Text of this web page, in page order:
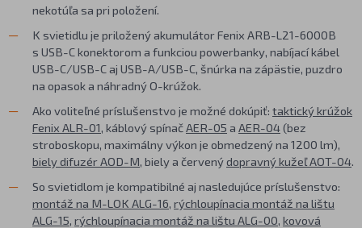
nekotúľa sa pri položení.
K svietidlu je priložený akumulátor Fenix ARB-L21-6000B
s USB-C konektorom a funkciou powerbanky, nabíjací kábel
USB-C/USB-C aj USB-A/USB-C, šnúrka na zápästie, puzdro
na opasok a náhradný O-krúžok.
Ako voliteľné príslušenstvo je možné dokúpiť: taktický krúžok
Fenix ALR-01, káblový spínačAER-05 a AER-04(bez
stroboskopu, maximálny výkon je obmedzený na 1200 lm),
biely difuzér AOD-M, biely a červenýdopravný kužeľ AOT-04.
So svietidlom je kompatibilné aj nasledujúce príslušenstvo:
montáž na M-LOK ALG-16, rýchloupínacia montáž na lištu
ALG-15, rýchloupínacia montáž na lištu ALG-00, kovová